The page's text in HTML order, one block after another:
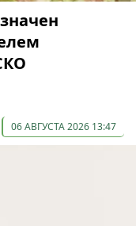
06 АВГУСТА 2026 13:47